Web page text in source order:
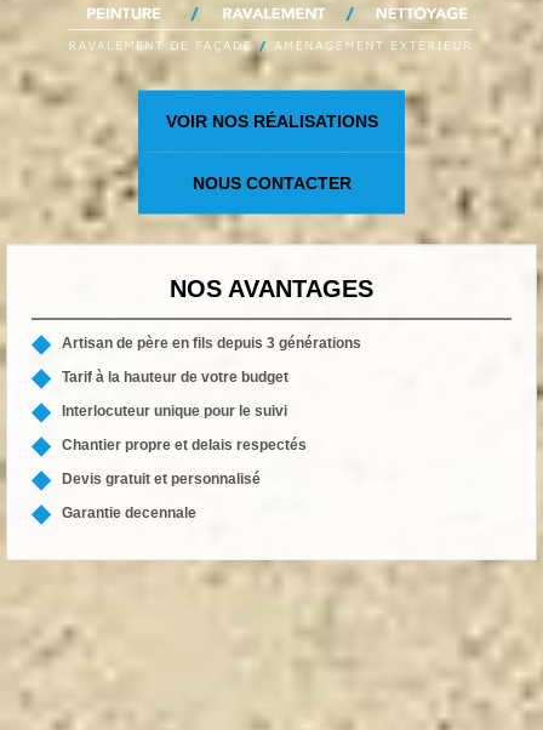
VOIR NOS RÉALISATIONS
NOUS CONTACTER
NOS AVANTAGES
Artisan de père en fils depuis 3 générations
Tarif à la hauteur de votre budget
Interlocuteur unique pour le suivi
Chantier propre et delais respectés
Devis gratuit et personnalisé
Garantie decennale